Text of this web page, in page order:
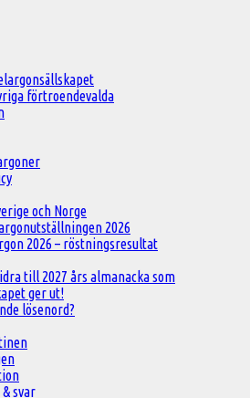
förtroendevalda
och Norge
2026
2026 – röstningsresultat
till 2027 års almanacka som
ger ut!
lösenord?
svar